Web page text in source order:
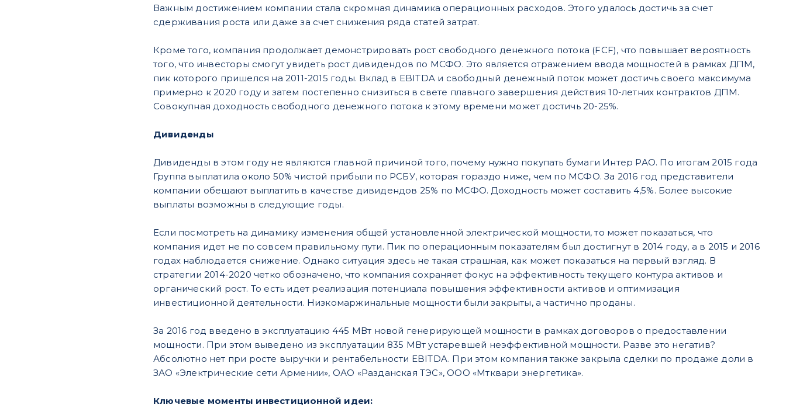
Важным достижением компании стала скромная динамика операционных расходов. Этого удалось достичь за счет
сдерживания роста или даже за счет снижения ряда статей затрат.
Кроме того, компания продолжает демонстрировать рост свободного денежного потока (FCF), что повышает вероятность
того, что инвесторы смогут увидеть рост дивидендов по МСФО. Это является отражением ввода мощностей в рамках ДПМ,
пик которого пришелся на 2011-2015 годы. Вклад в EBITDA и свободный денежный поток может достичь своего максимума
примерно к 2020 году и затем постепенно снизиться в свете плавного завершения действия 10-летних контрактов ДПМ.
Совокупная доходность свободного денежного потока к этому времени может достичь 20-25%.
Дивиденды
Дивиденды в этом году не являются главной причиной того, почему нужно покупать бумаги Интер РАО. По итогам 2015 года
Группа выплатила около 50% чистой прибыли по РСБУ, которая гораздо ниже, чем по МСФО. За 2016 год представители
компании обещают выплатить в качестве дивидендов 25% по МСФО. Доходность может составить 4,5%. Более высокие
выплаты возможны в следующие годы.
Если посмотреть на динамику изменения общей установленной электрической мощности, то может показаться, что
компания идет не по совсем правильному пути. Пик по операционным показателям был достигнут в 2014 году, а в 2015 и 2016
годах наблюдается снижение. Однако ситуация здесь не такая страшная, как может показаться на первый взгляд. В
стратегии 2014-2020 четко обозначено, что компания сохраняет фокус на эффективность текущего контура активов и
органический рост. То есть идет реализация потенциала повышения эффективности активов и оптимизация
инвестиционной деятельности. Низкомаржинальные мощности были закрыты, а частично проданы.
За 2016 год введено в эксплуатацию 445 МВт новой генерирующей мощности в рамках договоров о предоставлении
мощности. При этом выведено из эксплуатации 835 МВт устаревшей неэффективной мощности. Разве это негатив?
Абсолютно нет при росте выручки и рентабельности EBITDA. При этом компания также закрыла сделки по продаже доли в
ЗАО «Электрические сети Армении», ОАО «Разданская ТЭС», ООО «Мтквари энергетика».
Ключевые моменты инвестиционной идеи: